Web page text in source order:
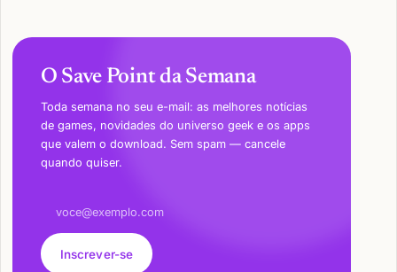
O Save Point da Semana
Toda semana no seu e-mail: as melhores notícias
de games, novidades do universo geek e os apps
que valem o download. Sem spam — cancele
quando quiser.
Inscrever-se